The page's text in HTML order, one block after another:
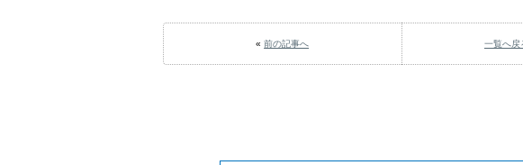
«前の記事へ 一覧へ戻